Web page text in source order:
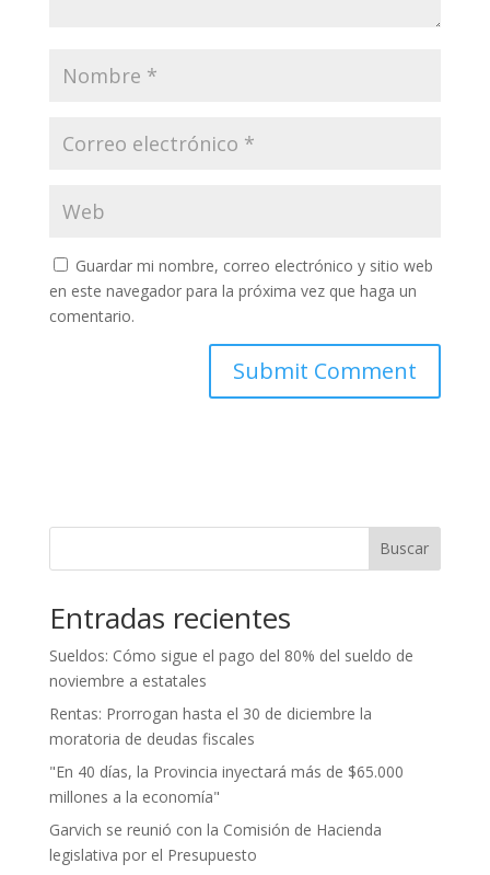
Guardar mi nombre, correo electrónico y sitio web
en este navegador para la próxima vez que haga un
comentario.
Buscar
Entradas recientes
Sueldos: Cómo sigue el pago del 80% del sueldo de
noviembre a estatales
Rentas: Prorrogan hasta el 30 de diciembre la
moratoria de deudas fiscales
"En 40 días, la Provincia inyectará más de $65.000
millones a la economía"
Garvich se reunió con la Comisión de Hacienda
legislativa por el Presupuesto